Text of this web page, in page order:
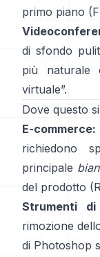
primo piano (
di sfondo
più naturale
virtuale”.
Dove questo
E-commerce:
richiedono
principale
del prodotto
Strumenti di
rimozione
di Photoshop